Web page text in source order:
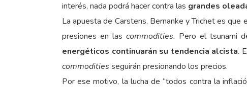
interés, nada podrá hacer contra las grandes
La apuesta de Carstens, Bernanke y Trichet es
presiones en las commodities. Pero el tsunami
energéticos continuarán su tendencia alcista.
commodities seguirán presionando los precios.
Por ese motivo, la lucha de “todos contra la